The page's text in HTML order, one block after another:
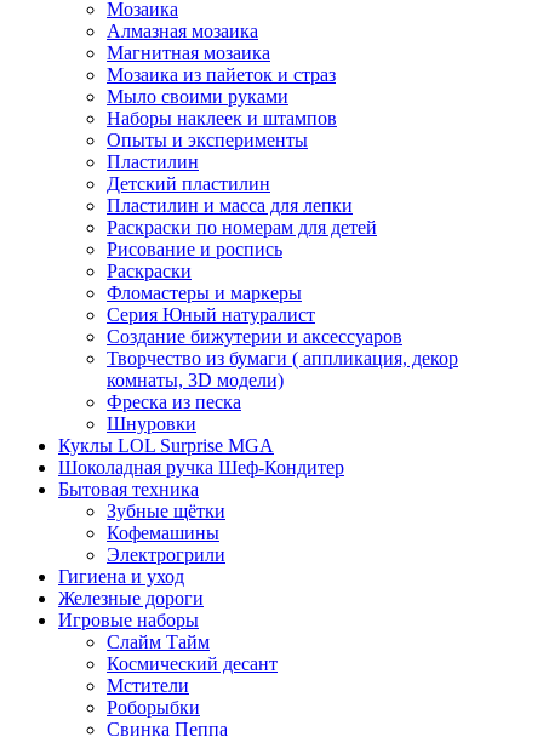
Мозаика
Алмазная мозаика
Магнитная мозаика
Мозаика из пайеток и страз
Мыло своими руками
Наборы наклеек и штампов
Опыты и эксперименты
Пластилин
Детский пластилин
Пластилин и масса для лепки
Раскраски по номерам для детей
Рисование и роспись
Раскраски
Фломастеры и маркеры
Серия Юный натуралист
Создание бижутерии и аксессуаров
Творчество из бумаги ( аппликация, декор
комнаты, 3D модели)
Фреска из песка
Шнуровки
Куклы LOL Surprise MGA
Шоколадная ручка Шеф-Кондитер
Бытовая техника
Зубные щётки
Кофемашины
Электрогрили
Гигиена и уход
Железные дороги
Игровые наборы
Слайм Тайм
Космический десант
Мстители
Роборыбки
Свинка Пеппа